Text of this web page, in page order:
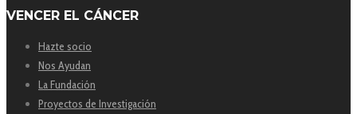
VENCER EL CÁNCER
Hazte socio
Nos Ayudan
La Fundación
Proyectos de Investigación